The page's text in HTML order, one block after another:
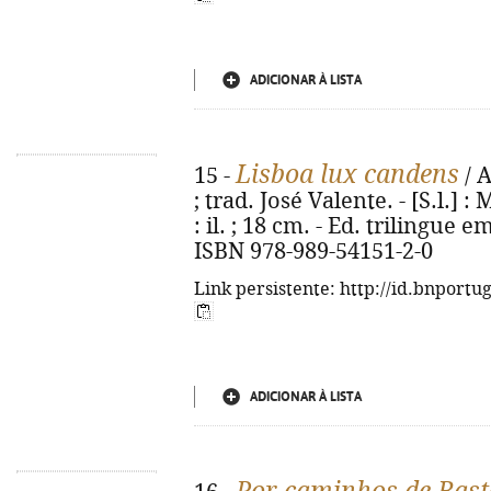
ADICIONAR À LISTA
15 -Lisboa lux candens /
; trad. José Valente. - [S.l.] :
: il. ; 18 cm. - Ed. trilingue
ISBN 978-989-54151-2-0
Link persistente: http://
ADICIONAR À LISTA